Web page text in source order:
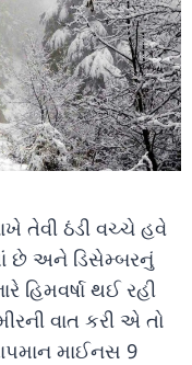
તેવી ઠંડી વચ્ચે હવે
છે અને ડિસેમ્બરનું
હિમવર્ષા થઈ રહી
વાત કરી એ તો
માઈનસ 9